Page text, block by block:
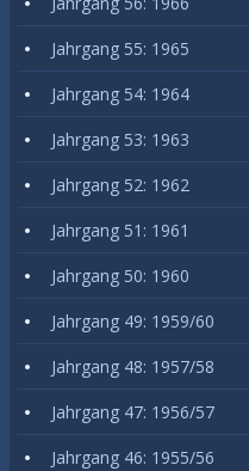
Jahrgang 55: 1965
Jahrgang 54: 1964
Jahrgang 53: 1963
Jahrgang 52: 1962
Jahrgang 51: 1961
Jahrgang 50: 1960
Jahrgang 49: 1959/60
Jahrgang 48: 1957/58
Jahrgang 47: 1956/57
Jahrgang 46: 1955/56